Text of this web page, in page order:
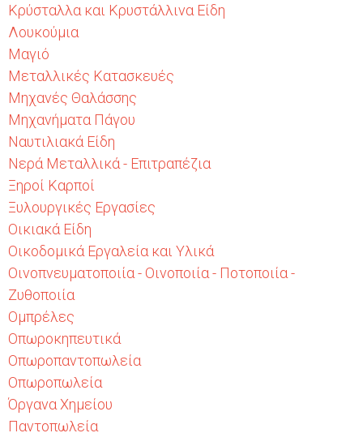
Κρύσταλλα και Κρυστάλλινα Είδη
Λουκούμια
Μαγιό
Μεταλλικές Κατασκευές
Μηχανές Θαλάσσης
Μηχανήματα Πάγου
Ναυτιλιακά Είδη
Νερά Μεταλλικά - Επιτραπέζια
Ξηροί Καρποί
Ξυλουργικές Εργασίες
Οικιακά Είδη
Οικοδομικά Εργαλεία και Υλικά
Οινοπνευματοποιία - Οινοποιία - Ποτοποιία -
Ζυθοποιία
Ομπρέλες
Οπωροκηπευτικά
Οπωροπαντοπωλεία
Οπωροπωλεία
Όργανα Χημείου
Παντοπωλεία